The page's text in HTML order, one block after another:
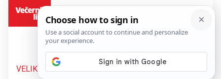
VELIKA KARIJERA